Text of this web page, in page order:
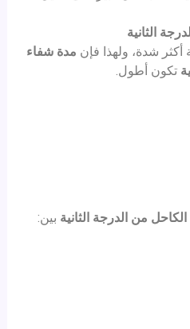
الثانية
شدة، ولهذا فإن مدة شفاء
تكون أطول.
من الدرجة الثانية بين: